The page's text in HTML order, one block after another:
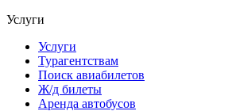
Услуги
Услуги
Турагентствам
Поиск авиабилетов
Ж/д билеты
Аренда автобусов